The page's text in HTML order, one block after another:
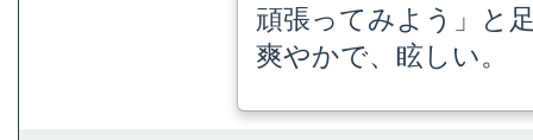
頑張ってみよう」と
爽やかで、眩しい。